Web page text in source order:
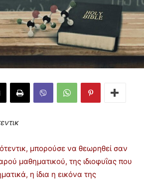
μπορούσε να θεωρηθεί σαν
μαθηματικού, της ιδιοφυΐας που
η ίδια η εικόνα της